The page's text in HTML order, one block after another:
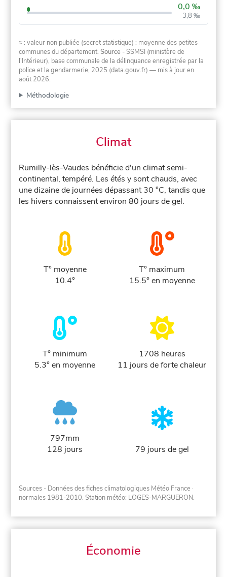
0,0 ‰
3,8 ‰
≈ : valeur non publiée (secret statistique) : moyenne des petites
communes du département.Source - SSMSI (ministère de
l'Intérieur), base communale de la délinquance enregistrée par la
police et la gendarmerie, 2025 (data.gouv.fr) — mis à jour en
août 2026.
Méthodologie
Climat
Rumilly-lès-Vaudes bénéficie d'un climat semi-
continental, tempéré. Les étés y sont chauds, avec
une dizaine de journées dépassant 30 °C, tandis que
les hivers connaissent environ 80 jours de gel.
T° moyenne
10.4°
T° maximum
15.5° en moyenne
T° minimum
5.3° en moyenne
1708 heures
11 jours de forte chaleur
797mm
128 jours
79 jours de gel
Sources - Données des fiches climatologiques Météo France ·
normales 1981-2010. Station météo: LOGES-MARGUERON.
Économie